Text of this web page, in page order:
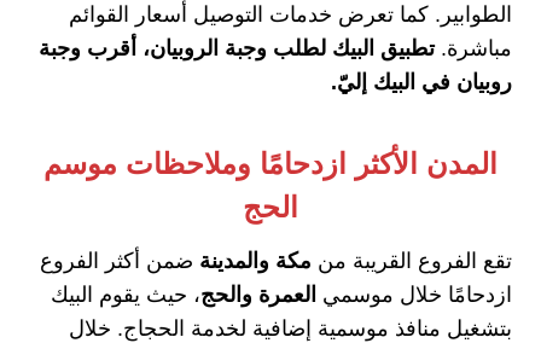
الطوابير. كما تعرض خدمات التوصيل أسعار القوائم
مباشرة.تطبيق البيك لطلب وجبة الروبيان، أقرب وجبة
روبيان في البيك إليّ.
المدن الأكثر ازدحامًا وملاحظات موسم
الحج
تقع الفروع القريبة من مكة والمدينة ضمن أكثر الفروع
ازدحامًا خلال موسمي العمرة والحج، حيث يقوم البيك
بتشغيل منافذ موسمية إضافية لخدمة الحجاج. خلال